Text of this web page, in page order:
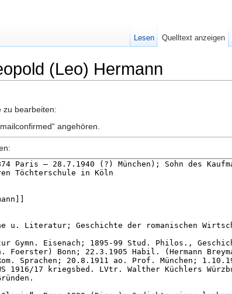
(Leo) Hermann
zu bearbeiten:
angehören.
Lesen Quelltext anzeigen